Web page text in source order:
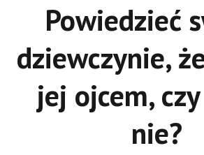
Powiedzieć
dziewczynie,
jej ojcem,
nie?